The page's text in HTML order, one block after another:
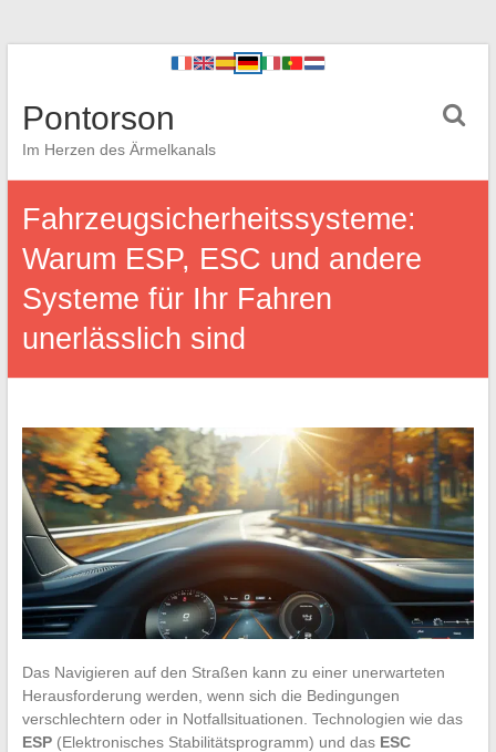
Pontorson
Im Herzen des Ärmelkanals
Fahrzeugsicherheitssysteme:
Warum ESP, ESC und andere
Systeme für Ihr Fahren
unerlässlich sind
Das Navigieren auf den Straßen kann zu einer unerwarteten
Herausforderung werden, wenn sich die Bedingungen
verschlechtern oder in Notfallsituationen. Technologien wie das
ESP(Elektronisches Stabilitätsprogramm) und das ESC